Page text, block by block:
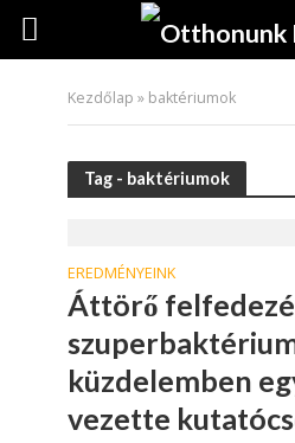
Kezdőlap » baktériumok
Tag - baktériumok
EREDMÉNYEINK
Áttörő
küzdelemben
vezette